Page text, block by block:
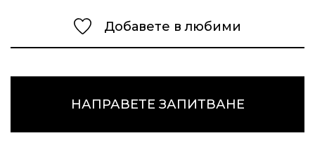
Добавете в любими
НАПРАВЕТЕ ЗАПИТВАНЕ